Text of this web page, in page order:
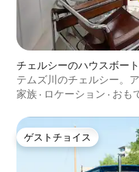
チェルシーのハウスボート
テムズ川のチェルシー。
家族 · ロケーション · おも
ゲストチョイス
ゲストチョイス